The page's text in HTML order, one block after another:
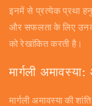
इनमें से प्रत्येक प्रथा
और सफलता के लिए
को रेखांकित करती है।
मार्गली
मार्गली अमावस्या की